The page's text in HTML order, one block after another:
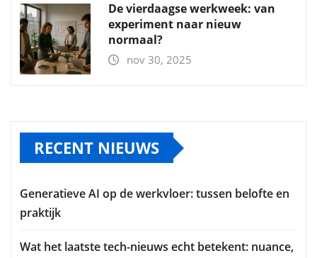
De vierdaagse werkweek: van
experiment naar nieuw
normaal?
nov 30, 2025
RECENT NIEUWS
Generatieve AI op de werkvloer: tussen belofte en
praktijk
Wat het laatste tech-nieuws echt betekent: nuance,